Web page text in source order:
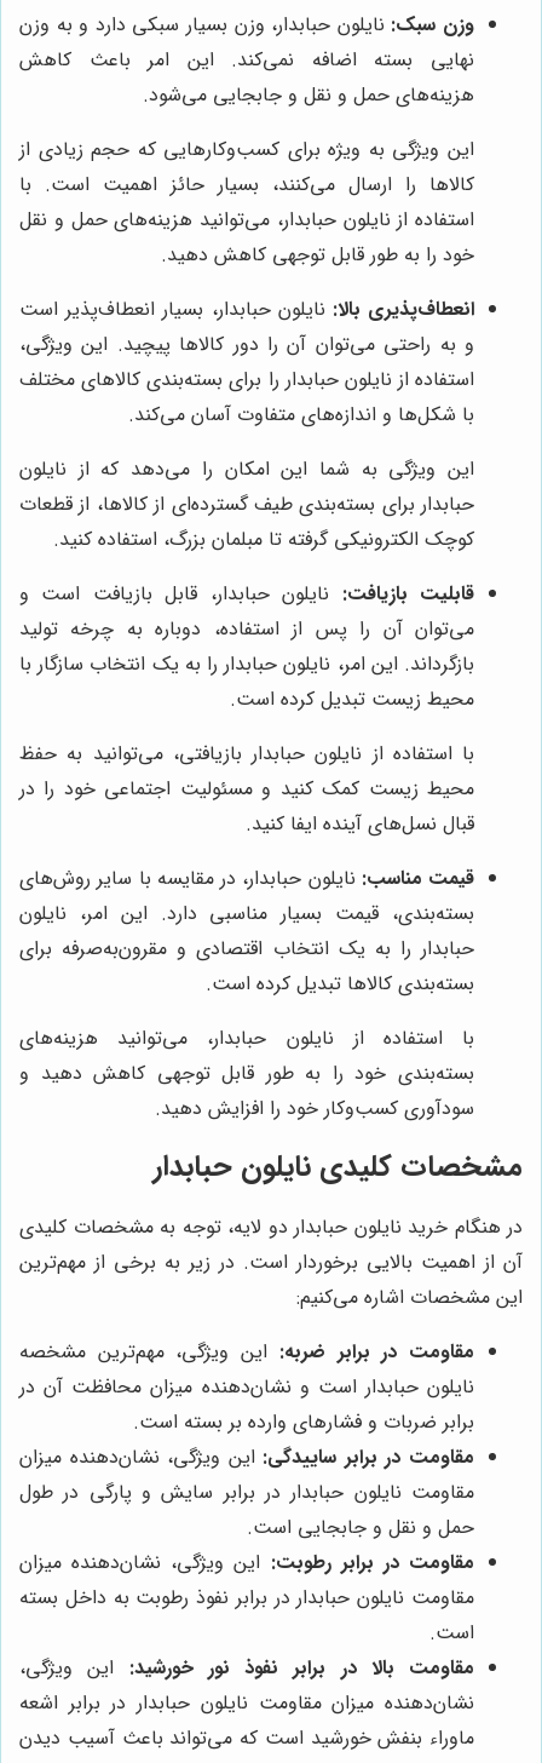
وزن سبک: نایلون حبابدار، وزن بسیار سبکی دارد و به وزن
نهایی بسته اضافه نمی‌کند. این امر باعث کاهش
هزینه‌های حمل و نقل و جابجایی می‌شود.
این ویژگی به ویژه برای کسب‌وکارهایی که حجم زیادی از
کالاها را ارسال می‌کنند، بسیار حائز اهمیت است. با
استفاده از نایلون حبابدار، می‌توانید هزینه‌های حمل و نقل
خود را به طور قابل توجهی کاهش دهید.
انعطاف‌پذیری بالا: نایلون حبابدار، بسیار انعطاف‌پذیر است
و به راحتی می‌توان آن را دور کالاها پیچید. این ویژگی،
استفاده از نایلون حبابدار را برای بسته‌بندی کالاهای مختلف
با شکل‌ها و اندازه‌های متفاوت آسان می‌کند.
این ویژگی به شما این امکان را می‌دهد که از نایلون
حبابدار برای بسته‌بندی طیف گسترده‌ای از کالاها، از قطعات
کوچک الکترونیکی گرفته تا مبلمان بزرگ، استفاده کنید.
قابلیت بازیافت: نایلون حبابدار، قابل بازیافت است و
می‌توان آن را پس از استفاده، دوباره به چرخه تولید
بازگرداند. این امر، نایلون حبابدار را به یک انتخاب سازگار با
محیط زیست تبدیل کرده است.
با استفاده از نایلون حبابدار بازیافتی، می‌توانید به حفظ
محیط زیست کمک کنید و مسئولیت اجتماعی خود را در
قبال نسل‌های آینده ایفا کنید.
قیمت مناسب: نایلون حبابدار، در مقایسه با سایر روش‌های
بسته‌بندی، قیمت بسیار مناسبی دارد. این امر، نایلون
حبابدار را به یک انتخاب اقتصادی و مقرون‌به‌صرفه برای
بسته‌بندی کالاها تبدیل کرده است.
با استفاده از نایلون حبابدار، می‌توانید هزینه‌های
بسته‌بندی خود را به طور قابل توجهی کاهش دهید و
سودآوری کسب‌وکار خود را افزایش دهید.
مشخصات کلیدی نایلون حبابدار
در هنگام خرید نایلون حبابدار دو لایه، توجه به مشخصات کلیدی
آن از اهمیت بالایی برخوردار است. در زیر به برخی از مهم‌ترین
این مشخصات اشاره می‌کنیم:
مقاومت در برابر ضربه: این ویژگی، مهم‌ترین مشخصه
نایلون حبابدار است و نشان‌دهنده میزان محافظت آن در
برابر ضربات و فشارهای وارده بر بسته است.
مقاومت در برابر ساییدگی: این ویژگی، نشان‌دهنده میزان
مقاومت نایلون حبابدار در برابر سایش و پارگی در طول
حمل و نقل و جابجایی است.
مقاومت در برابر رطوبت: این ویژگی، نشان‌دهنده میزان
مقاومت نایلون حبابدار در برابر نفوذ رطوبت به داخل بسته
است.
مقاومت بالا در برابر نفوذ نور خورشید: این ویژگی،
نشان‌دهنده میزان مقاومت نایلون حبابدار در برابر اشعه
ماوراء بنفش خورشید است که می‌تواند باعث آسیب دیدن